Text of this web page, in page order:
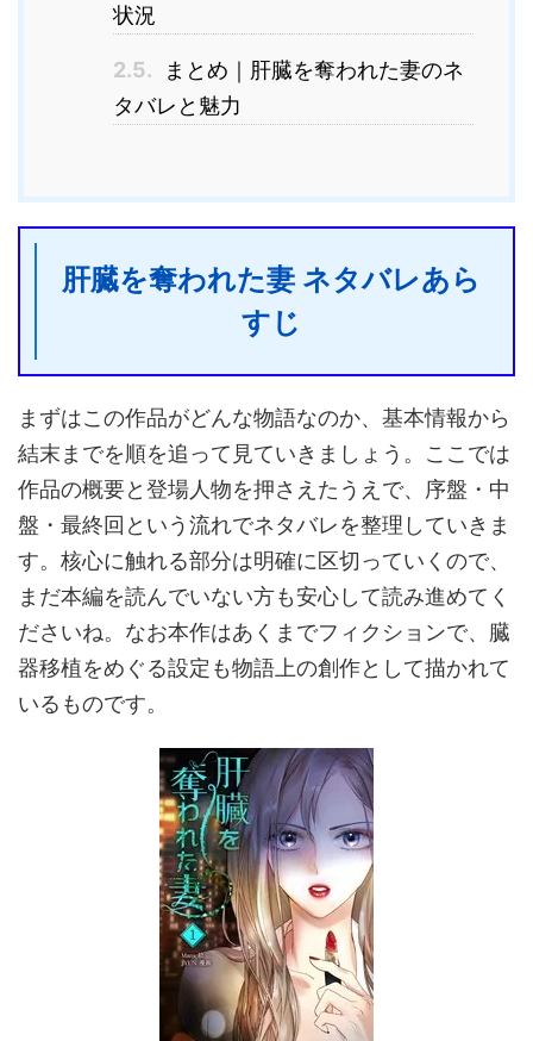
状況
2.5.
まとめ｜肝臓を奪われた妻のネ
タバレと魅力
肝臓を奪われた妻 ネタバレあら
すじ
まずはこの作品がどんな物語なのか、基本情報から
結末までを順を追って見ていきましょう。ここでは
作品の概要と登場人物を押さえたうえで、序盤・中
盤・最終回という流れでネタバレを整理していきま
す。核心に触れる部分は明確に区切っていくので、
まだ本編を読んでいない方も安心して読み進めてく
ださいね。なお本作はあくまでフィクションで、臓
器移植をめぐる設定も物語上の創作として描かれて
いるものです。